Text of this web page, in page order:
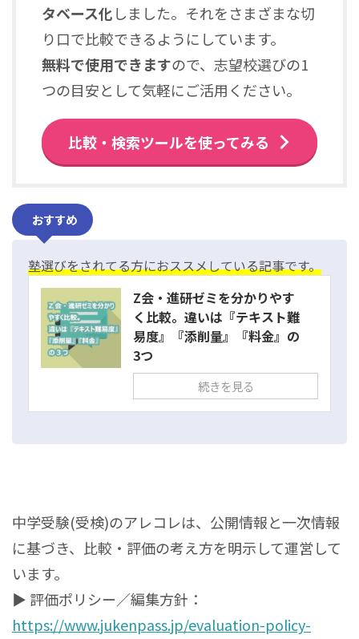
タベース化しました。それをさまざまな切
り口で比較できるようにしています。
無料で使用できますので、志望校選びの1
つの目安として気軽にご活用ください。
比較・検索ツールを使ってみる
おすすめ
塾選びをされてる方におススメしている記事です。
Z会・進研ゼミを分かりやす
く比較。違いは『テキスト難
易度』『添削量』『料金』の
3つ
続きを見る
中学受験(受検)のアレコレは、公開情報と一次情報
に基づき、比較・評価の考え方を明示して運営して
います。
▶ 評価ポリシー／編集方針：
https://www.jukenpass.jp/evaluation-policy-